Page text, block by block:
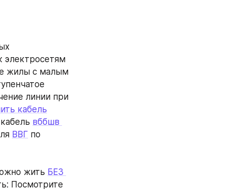
электросетям
жилы с малым
линии при
кабель
вббшв
ВВГ по
жить БЕЗ
Посмотрите